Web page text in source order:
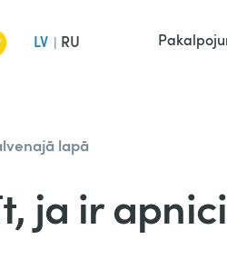
LV | RU
lapā
ja ir